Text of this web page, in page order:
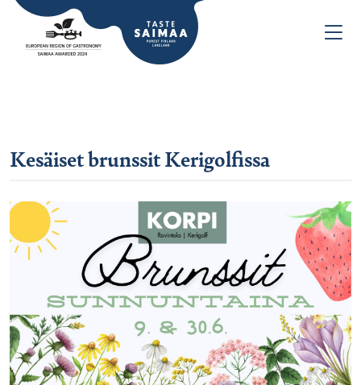
Kesäiset brunssit Kerigolfissa